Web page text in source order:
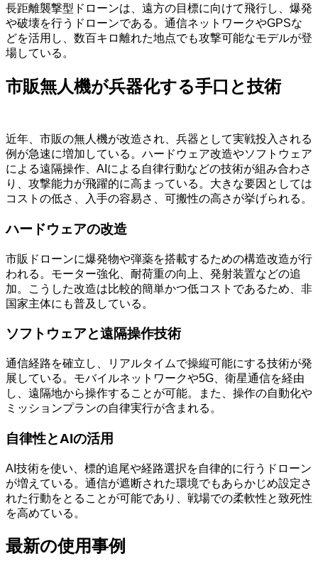
長距離襲撃型ドローンは、遠方の目標に向けて飛行し、爆発
や破壊を行うドローンである。通信ネットワークやGPSな
どを活用し、数百キロ離れた地点でも攻撃可能なモデルが登
場している。
市販無人機が兵器化する手口と技術
近年、市販の無人機が改造され、兵器として実戦投入される
例が急速に増加している。ハードウェア改造やソフトウェア
による遠隔操作、AIによる自律行動などの技術が組み合わさ
り、攻撃能力が飛躍的に高まっている。大きな要因としては
コストの低さ、入手の容易さ、可搬性の高さが挙げられる。
ハードウェアの改造
市販ドローンに爆発物や弾薬を搭載するための構造改造が行
われる。モーター強化、耐荷重の向上、発射装置などの追
加。こうした改造は比較的簡単かつ低コストであるため、非
国家主体にも普及している。
ソフトウェアと遠隔操作技術
通信経路を確立し、リアルタイムで操縦可能にする技術が発
展している。モバイルネットワークや5G、衛星通信を経由
し、遠隔地から操作することが可能。また、操作の自動化や
ミッションプランの自律実行が含まれる。
自律性とAIの活用
AI技術を使い、標的追尾や経路選択を自律的に行うドローン
が増えている。通信が遮断された環境でもあらかじめ設定さ
れた行動をとることが可能であり、戦場での柔軟性と致死性
を高めている。
最新の使用事例